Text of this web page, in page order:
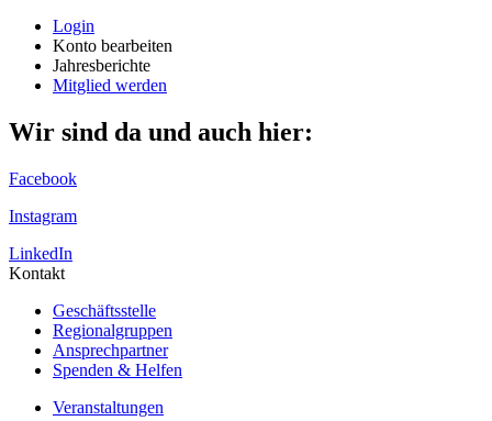
Login
Konto bearbeiten
Jahresberichte
Mitglied werden
Wir sind da und auch hier:
Facebook
Instagram
LinkedIn
Kontakt
Geschäftsstelle
Regionalgruppen
Ansprechpartner
Spenden & Helfen
Veranstaltungen